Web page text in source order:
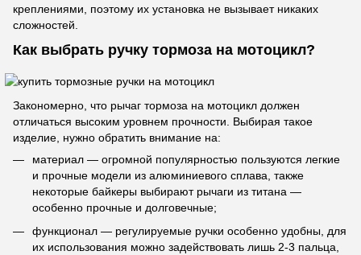
креплениями, поэтому их установка не вызывает никаких
сложностей.
Как выбрать ручку тормоза на мотоцикл?
Закономерно, что рычаг тормоза на мотоцикл должен
отличаться высоким уровнем прочности. Выбирая такое
изделие, нужно обратить внимание на:
материал — огромной популярностью пользуются легкие
и прочные модели из алюминиевого сплава, также
некоторые байкеры выбирают рычаги из титана —
особенно прочные и долговечные;
функционал — регулируемые ручки особенно удобны, для
их использования можно задействовать лишь 2-3 пальца,